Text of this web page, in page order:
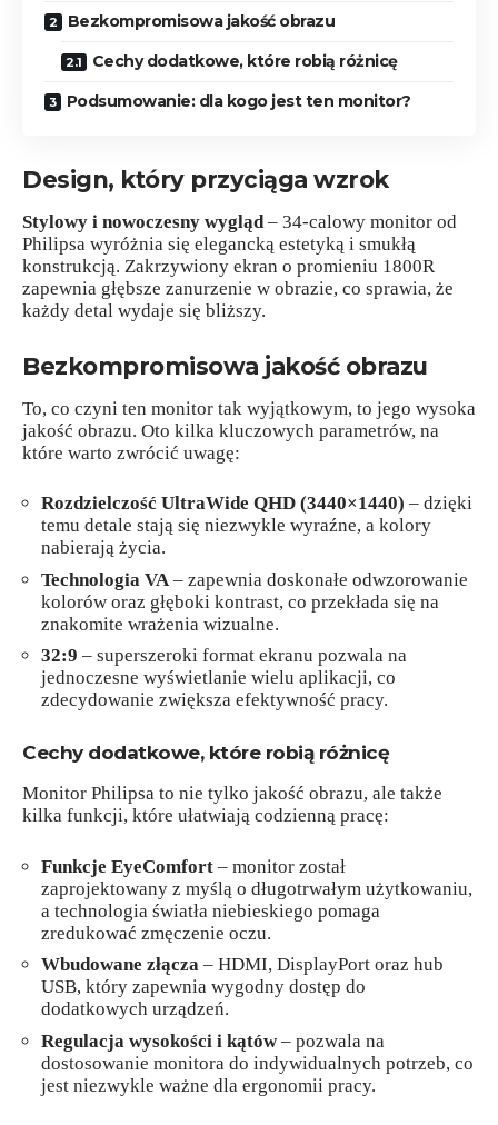
Bezkompromisowa jakość obrazu
Cechy dodatkowe, które robią różnicę
Podsumowanie: dla kogo jest ten monitor?
Design, który przyciąga wzrok
Stylowy i nowoczesny wygląd– 34-calowy monitor od
Philipsa wyróżnia się elegancką estetyką i smukłą
konstrukcją. Zakrzywiony ekran o promieniu 1800R
zapewnia głębsze zanurzenie w obrazie, co sprawia, że
każdy detal wydaje się bliższy.
Bezkompromisowa jakość obrazu
To, co czyni ten monitor tak wyjątkowym, to jego wysoka
jakość obrazu. Oto kilka kluczowych parametrów, na
które warto zwrócić uwagę:
Rozdzielczość UltraWide QHD (3440×1440) – dzięki
temu detale stają się niezwykle wyraźne, a kolory
nabierają życia.
Technologia VA – zapewnia doskonałe odwzorowanie
kolorów oraz głęboki kontrast, co przekłada się na
znakomite wrażenia wizualne.
32:9 – superszeroki format ekranu pozwala na
jednoczesne wyświetlanie wielu aplikacji, co
zdecydowanie zwiększa efektywność pracy.
Cechy dodatkowe, które robią różnicę
Monitor Philipsa to nie tylko jakość obrazu, ale także
kilka funkcji, które ułatwiają codzienną pracę:
Funkcje EyeComfort – monitor został
zaprojektowany z myślą o długotrwałym użytkowaniu,
a technologia światła niebieskiego pomaga
zredukować zmęczenie oczu.
Wbudowane złącza – HDMI, DisplayPort oraz hub
USB, który zapewnia wygodny dostęp do
dodatkowych urządzeń.
Regulacja wysokości i kątów – pozwala na
dostosowanie monitora do indywidualnych potrzeb, co
jest niezwykle ważne dla ergonomii pracy.